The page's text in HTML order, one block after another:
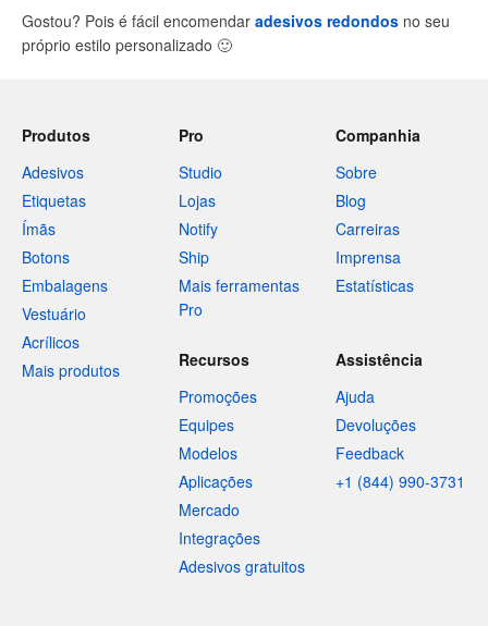
Gostou? Pois é fácil encomendar adesivos redondos no seu
próprio estilo personalizado 🙂
Produtos
Adesivos
Etiquetas
Ímãs
Botons
Embalagens
Vestuário
Acrílicos
Mais produtos
Pro
Studio
Lojas
Notify
Ship
Mais ferramentas
Pro
Companhia
Sobre
Blog
Carreiras
Imprensa
Estatísticas
Recursos
Promoções
Equipes
Modelos
Aplicações
Mercado
Integrações
Adesivos gratuitos
Assistência
Ajuda
Devoluções
Feedback
+1 (844) 990-3731